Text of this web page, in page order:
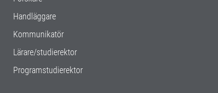
Handläggare
Kommunikatör
Lärare/studierektor
Programstudierektor